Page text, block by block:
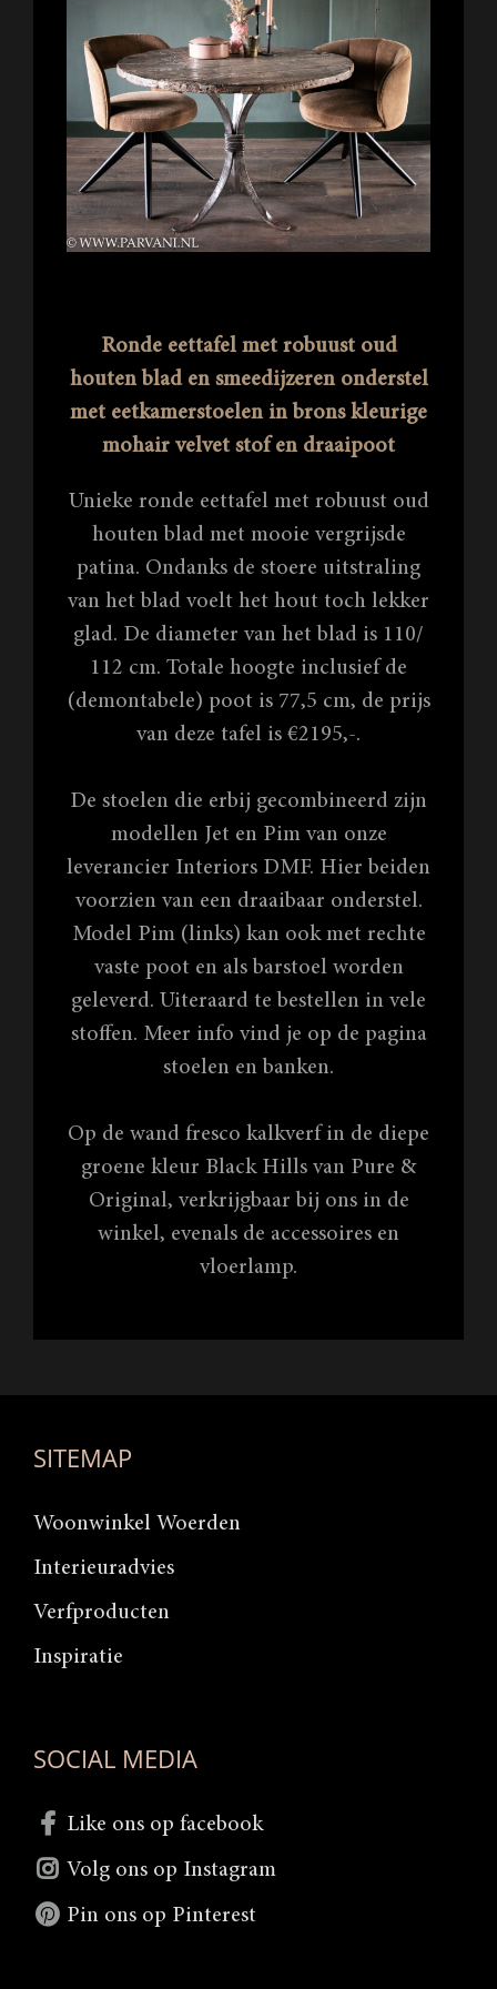
Ronde eettafel met robuust oud
houten blad en smeedijzeren onderstel
met eetkamerstoelen in brons kleurige
mohair velvet stof en draaipoot
Unieke ronde eettafel met robuust oud
houten blad met mooie vergrijsde
patina. Ondanks de stoere uitstraling
van het blad voelt het hout toch lekker
glad. De diameter van het blad is 110/
112 cm. Totale hoogte inclusief de
(demontabele) poot is 77,5 cm, de prijs
van deze tafel is €2195,-.
De stoelen die erbij gecombineerd zijn
modellen Jet en Pim van onze
leverancier Interiors DMF. Hier beiden
voorzien van een draaibaar onderstel.
Model Pim (links) kan ook met rechte
vaste poot en als barstoel worden
geleverd. Uiteraard te bestellen in vele
stoffen. Meer info vind je op de pagina
stoelen en banken.
Op de wand fresco kalkverf in de diepe
groene kleur Black Hills van Pure &
Original, verkrijgbaar bij ons in de
winkel, evenals de accessoires en
vloerlamp.
SITEMAP
Woonwinkel Woerden
Interieuradvies
Verfproducten
Inspiratie
SOCIAL MEDIA
Like ons op facebook
Volg ons op Instagram
Pin ons op Pinterest